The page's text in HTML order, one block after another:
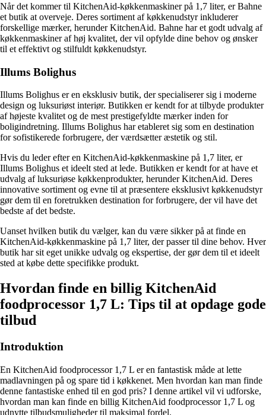
Når det kommer til KitchenAid-køkkenmaskiner på 1,7 liter, er Bahne
et butik at overveje. Deres sortiment af køkkenudstyr inkluderer
forskellige mærker, herunder KitchenAid. Bahne har et godt udvalg af
køkkenmaskiner af høj kvalitet, der vil opfylde dine behov og ønsker
til et effektivt og stilfuldt køkkenudstyr.
Illums Bolighus
Illums Bolighus er en eksklusiv butik, der specialiserer sig i moderne
design og luksuriøst interiør. Butikken er kendt for at tilbyde produkter
af højeste kvalitet og de mest prestigefyldte mærker inden for
boligindretning. Illums Bolighus har etableret sig som en destination
for sofistikerede forbrugere, der værdsætter æstetik og stil.
Hvis du leder efter en KitchenAid-køkkenmaskine på 1,7 liter, er
Illums Bolighus et ideelt sted at lede. Butikken er kendt for at have et
udvalg af luksuriøse køkkenprodukter, herunder KitchenAid. Deres
innovative sortiment og evne til at præsentere eksklusivt køkkenudstyr
gør dem til en foretrukken destination for forbrugere, der vil have det
bedste af det bedste.
Uanset hvilken butik du vælger, kan du være sikker på at finde en
KitchenAid-køkkenmaskine på 1,7 liter, der passer til dine behov. Hver
butik har sit eget unikke udvalg og ekspertise, der gør dem til et ideelt
sted at købe dette specifikke produkt.
Hvordan finde en billig KitchenAid
foodprocessor 1,7 L: Tips til at opdage gode
tilbud
Introduktion
En KitchenAid foodprocessor 1,7 L er en fantastisk måde at lette
madlavningen på og spare tid i køkkenet. Men hvordan kan man finde
denne fantastiske enhed til en god pris? I denne artikel vil vi udforske,
hvordan man kan finde en billig KitchenAid foodprocessor 1,7 L og
udnytte tilbudsmuligheder til maksimal fordel.